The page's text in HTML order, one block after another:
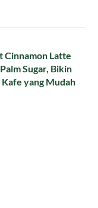
Cinnamon Latte
Sugar, Bikin
Kafe yang Mudah